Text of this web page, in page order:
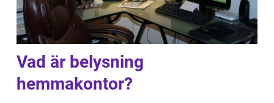
Vad är belysning
hemmakontor?